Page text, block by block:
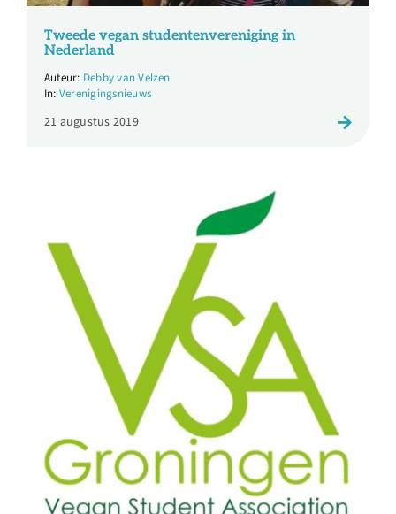
Tweede vegan studentenvereniging in
Nederland
Debby van Velzen
Verenigingsnieuws
21 augustus 2019